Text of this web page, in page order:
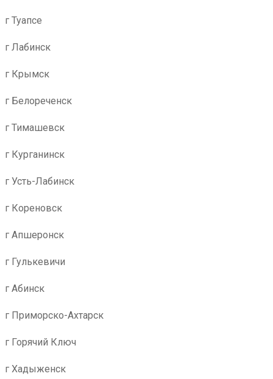
г Туапсе
г Лабинск
г Крымск
г Белореченск
г Тимашевск
г Курганинск
г Усть-Лабинск
г Кореновск
г Апшеронск
г Гулькевичи
г Абинск
г Приморско-Ахтарск
г Горячий Ключ
г Хадыженск